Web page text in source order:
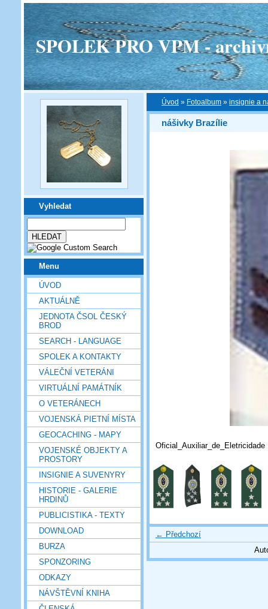
SPOLEK PRO VPM -
Vyhledat
Menu
ÚVOD
AKTUÁLNĚ
JEDNOTA ČSOL ČESKÝ
BROD
SEARCH - LANGUAGE
SPOLEK A KONTAKTY
VÁLEČNÍ VETERÁNI
VIRTUÁLNÍ PAMÁTNÍK
O VETERÁNECH
VOJENSKÁ PIETNÍ MÍSTA
GEOCACHING - MAPY
VOJENSKÉ OBJEKTY A
PROSTORY
INSIGNIE A SUVENYRY
HISTORIE - GALERIE
HRDINŮ
PUBLICISTIKA - TEXTY
DOWNLOAD
BURZA
SPONZORING
ODKAZY
NÁVŠTĚVNÍ KNIHA
Úvod » Fotoalbum » insignie a
nášivky Brazílie
Oficial_Auxiliar_de_Eletricidade
← Předchozí